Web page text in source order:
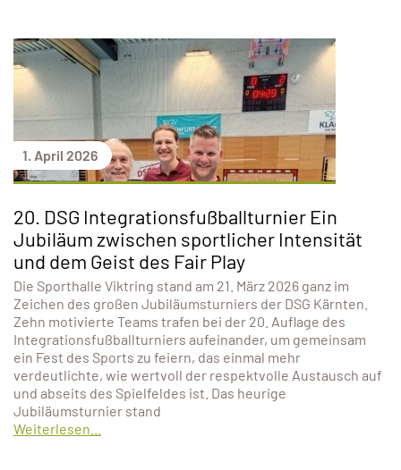
1. April 2026
20. DSG Integrationsfußballturnier Ein
Jubiläum zwischen sportlicher Intensität
und dem Geist des Fair Play
Die Sporthalle Viktring stand am 21. März 2026 ganz im
Zeichen des großen Jubiläumsturniers der DSG Kärnten.
Zehn motivierte Teams trafen bei der 20. Auflage des
Integrationsfußballturniers aufeinander, um gemeinsam
ein Fest des Sports zu feiern, das einmal mehr
verdeutlichte, wie wertvoll der respektvolle Austausch auf
und abseits des Spielfeldes ist. Das heurige
Jubiläumsturnier stand
Weiterlesen...